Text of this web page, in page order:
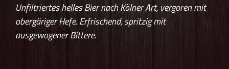
Unfiltriertes helles Bier nach Kölner Art, vergoren mit
obergäriger Hefe. Erfrischend, spritzig mit
ausgewogener Bittere.